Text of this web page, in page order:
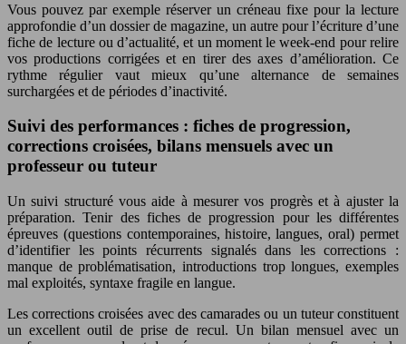
Vous pouvez par exemple réserver un créneau fixe pour la lecture
approfondie d’un dossier de magazine, un autre pour l’écriture d’une
fiche de lecture ou d’actualité, et un moment le week-end pour relire
vos productions corrigées et en tirer des axes d’amélioration. Ce
rythme régulier vaut mieux qu’une alternance de semaines
surchargées et de périodes d’inactivité.
Suivi des performances : fiches de progression,
corrections croisées, bilans mensuels avec un
professeur ou tuteur
Un suivi structuré vous aide à mesurer vos progrès et à ajuster la
préparation. Tenir des fiches de progression pour les différentes
épreuves (questions contemporaines, histoire, langues, oral) permet
d’identifier les points récurrents signalés dans les corrections :
manque de problématisation, introductions trop longues, exemples
mal exploités, syntaxe fragile en langue.
Les corrections croisées avec des camarades ou un tuteur constituent
un excellent outil de prise de recul. Un bilan mensuel avec un